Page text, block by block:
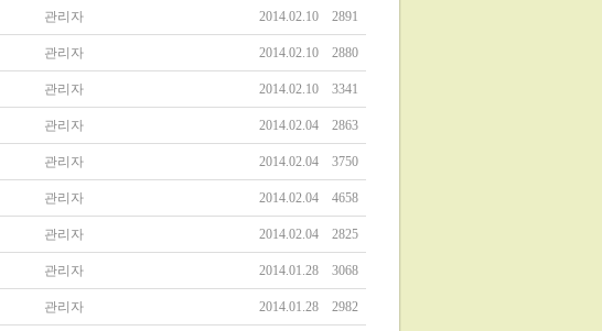
관리자 2014.02.10 2891
관리자 2014.02.10 2880
관리자 2014.02.10 3341
관리자 2014.02.04 2863
관리자 2014.02.04 3750
관리자 2014.02.04 4658
관리자 2014.02.04 2825
관리자 2014.01.28 3068
관리자 2014.01.28 2982